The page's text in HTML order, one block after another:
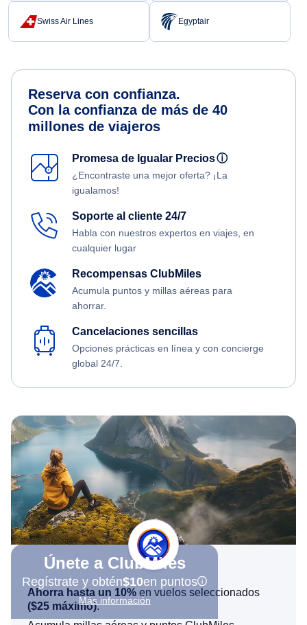
Swiss Air Lines Egyptair
Reserva con confianza.
Con la confianza de más de 40
millones de viajeros
Promesa de Igualar Preciosⓘ
¿Encontraste una mejor oferta? ¡La
igualamos!
Soporte al cliente 24/7
Habla con nuestros expertos en viajes, en
cualquier lugar
Recompensas ClubMiles
Acumula puntos y millas aéreas para
ahorrar.
Cancelaciones sencillas
Opciones prácticas en línea y con concierge
global 24/7.
Únete a ClubMiles
Regístrate y obtén$10en puntos
Más información
Ahorra hasta un 10% en vuelos seleccionados
($25 máximo).